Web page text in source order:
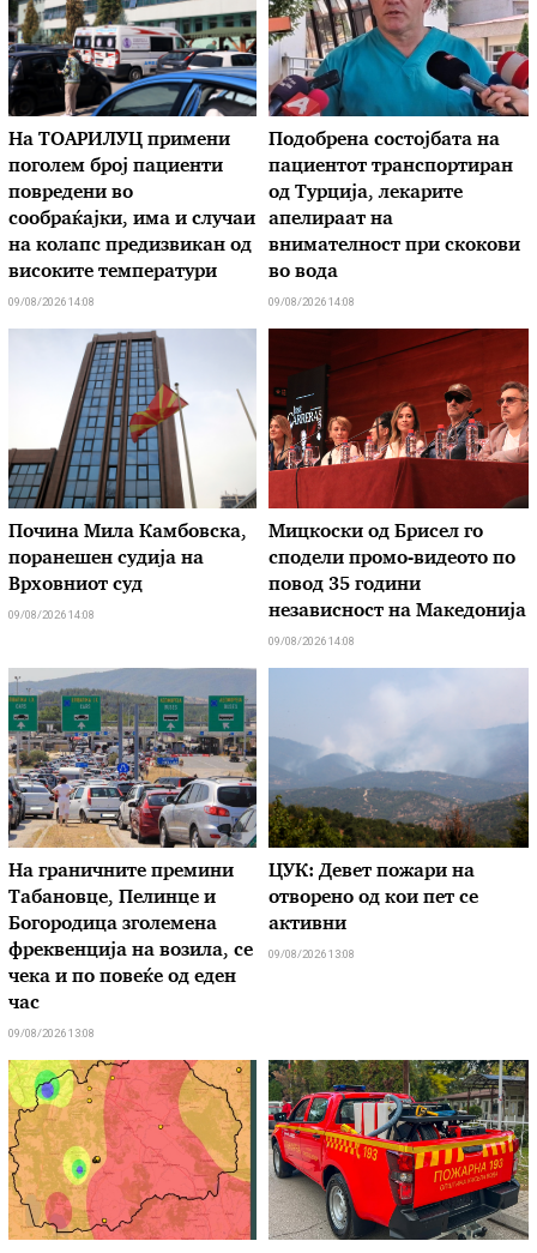
На ТОАРИЛУЦ примени
поголем број пациенти
повредени во
сообраќајки, има и случаи
на колапс предизвикан од
високите температури
09/08/2026 14:08
Подобрена состојбата на
пациентот транспортиран
од Турција, лекарите
апелираат на
внимателност при скокови
во вода
09/08/2026 14:08
Почина Мила Камбовска,
поранешен судија на
Врховниот суд
09/08/2026 14:08
Мицкоски од Брисел го
сподели промо-видеото по
повод 35 години
независност на Македонија
09/08/2026 14:08
На граничните премини
Табановце, Пелинце и
Богородица зголемена
фреквенција на возила, се
чека и по повеќе од еден
час
09/08/2026 13:08
ЦУК: Девет пожари на
отворено од кои пет се
активни
09/08/2026 13:08